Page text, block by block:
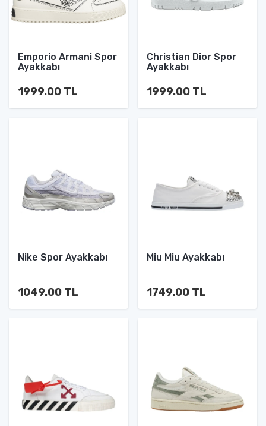
Emporio Armani Spor
Ayakkabı
1999.00 TL
Christian Dior Spor
Ayakkabı
1999.00 TL
Nike Spor Ayakkabı
1049.00 TL
Miu Miu Ayakkabı
1749.00 TL